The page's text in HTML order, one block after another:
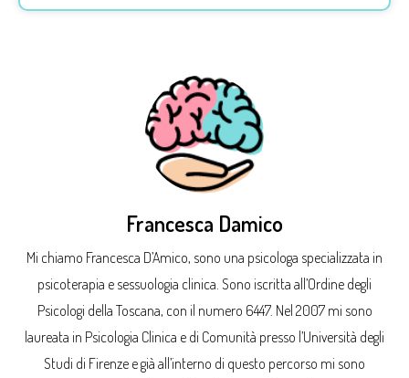
Francesca Damico
Mi chiamo Francesca D’Amico, sono una psicologa specializzata in
psicoterapia e sessuologia clinica. Sono iscritta all’Ordine degli
Psicologi della Toscana, con il numero 6447. Nel 2007 mi sono
laureata in Psicologia Clinica e di Comunità presso l’Università degli
Studi di Firenze e già all’interno di questo percorso mi sono